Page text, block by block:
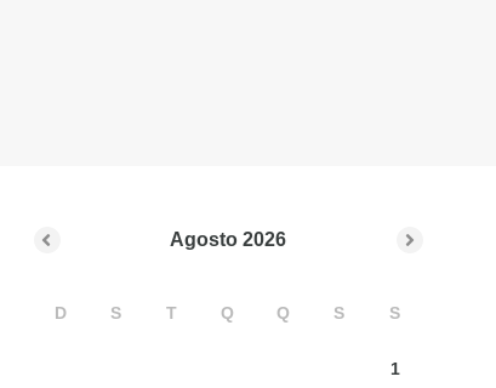
Agosto 2026
D S T Q Q S S
1